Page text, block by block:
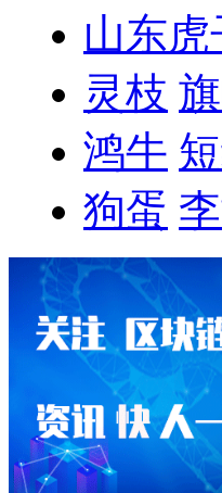
山东虎
灵枝
鸿牛
狗蛋